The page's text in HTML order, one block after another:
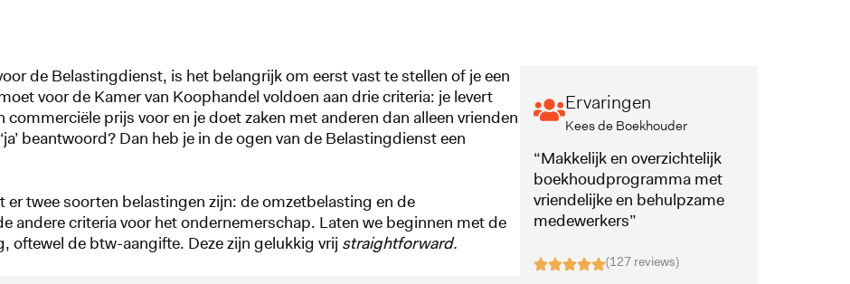
de Belastingdienst, is het belangrijk om eerst vast te stellen of je een
voor de Kamer van Koophandel voldoen aan drie criteria: je levert
prijs voor en je doet zaken met anderen dan alleen vrienden
beantwoord? Dan heb je in de ogen van de Belastingdienst een
twee soorten belastingen zijn: de omzetbelasting en de
andere criteria voor het ondernemerschap. Laten we beginnen met de
oftewel de btw-aangifte. Deze zijn gelukkig vrij straightforward.
Ervaringen
Kees de Boekhouder
“Makkelijk en overzichtelijk
boekhoudprogramma met
vriendelijke en behulpzame
medewerkers”
(127 reviews)